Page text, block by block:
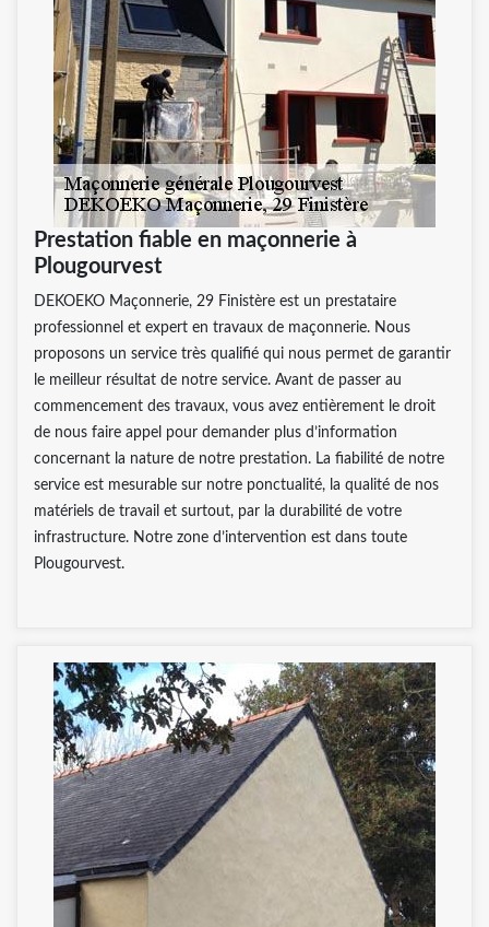
Prestation fiable en maçonnerie à
Plougourvest
DEKOEKO Maçonnerie, 29 Finistère est un prestataire
professionnel et expert en travaux de maçonnerie. Nous
proposons un service très qualifié qui nous permet de garantir
le meilleur résultat de notre service. Avant de passer au
commencement des travaux, vous avez entièrement le droit
de nous faire appel pour demander plus d’information
concernant la nature de notre prestation. La fiabilité de notre
service est mesurable sur notre ponctualité, la qualité de nos
matériels de travail et surtout, par la durabilité de votre
infrastructure. Notre zone d’intervention est dans toute
Plougourvest.